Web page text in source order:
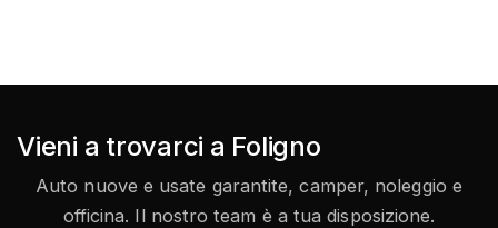
Vieni a trovarci a Foligno
Auto nuove e usate garantite, camper, noleggio e
officina. Il nostro team è a tua disposizione.